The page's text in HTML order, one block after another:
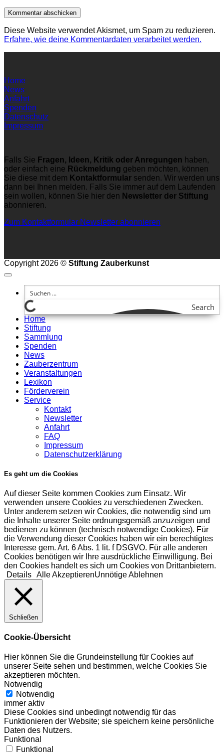
Diese Website verwendet Akismet, um Spam zu reduzieren.
Erfahre, wie deine Kommentardaten verarbeitet werden.
Home
News
Anfahrt
Spenden
Datenschutz
Impressum
Falls Sie Fragen, Ideen, Kritik oder Anregungen haben,
oder einfach eine Rückmeldung geben möchten, können
Sie diese mit dem Kontaktformular senden. Wir werden uns
dann bei Ihnen melden. Falls Sie immer auf dem Laufenden
sein wollen, können Sie hier den Newsletter der Stiftung
abonnieren.
Zum Kontaktformular Newsletter abonnieren
Copyright 2026 © Stiftung Zauberkunst
Search
Home
Stiftung
Sammlung
Spenden
News
Zauberzentrum
Veranstaltungen
Lexikon
Förderverein
Service
Kontakt
Newsletter
Anfahrt
FAQ
Impressum
Datenschutzerklärung
Es geht um die Cookies
Auf dieser Seite kommen Cookies zum Einsatz. Wir
verwenden unsere Cookies zu verschiedenen Zwecken.
Unter anderem setzen wir Cookies, die notwendig sind um
die Inhalte unserer Seite ordnungsgemäß anzuzeigen und
bedienen zu können (technisch notwendige Cookies). Für
die Verwendung dieser Cookies haben wir ein berechtigtes
Interesse gem. Art. 6 Abs. 1 lit. f DSGVO. Für alle anderen
Cookies benötigen wir Ihre ausdrückliche Einwilligung. Bei
den Cookies handelt es sich um Cookies von Drittanbietern.
Details Alle AkzeptierenUnnötige Ablehnen
Schließen
Cookie-Übersicht
Hier können Sie die Grundeinstellung für Cookies auf
unserer Seite sehen und bestimmen, welche Cookies Sie
akzeptieren möchten.
Notwendig
Notwendig
immer aktiv
Diese Cookies sind unbedingt notwendig für das
Funktionieren der Website; sie speichern keine persönliche
Daten des Nutzers.
Funktional
Funktional